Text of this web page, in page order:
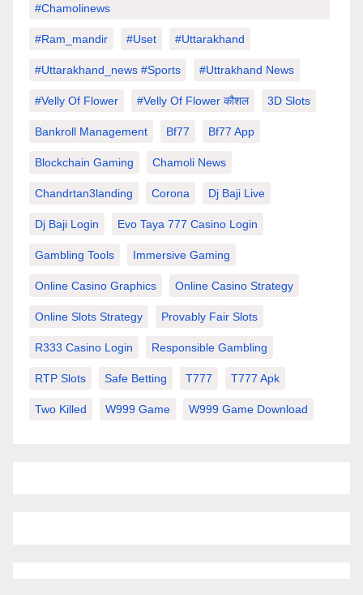
#chamolinews
#Ram_mandir #uset #uttarakhand
#Uttarakhand_news #sports #Uttrakhand News
#velly Of Flower #velly Of Flower कौशल 3D Slots
Bankroll Management Bf77 Bf77 App
Blockchain Gaming Chamoli News
Chandrtan3landing Corona Dj Baji Live
Dj Baji Login Evo Taya 777 Casino Login
Gambling Tools Immersive Gaming
Online Casino Graphics Online Casino Strategy
Online Slots Strategy Provably Fair Slots
R333 Casino Login Responsible Gambling
RTP Slots Safe Betting T777 T777 Apk
Two Killed W999 Game W999 Game Download